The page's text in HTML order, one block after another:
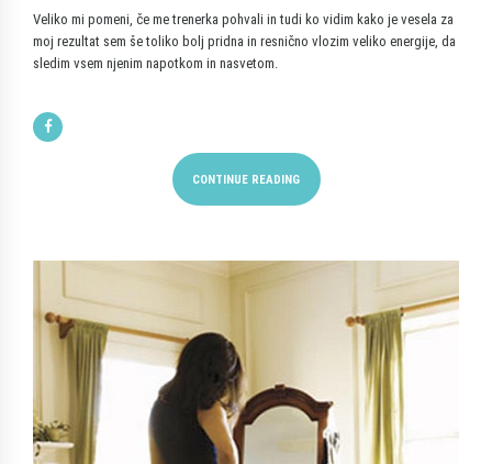
Veliko mi pomeni, če me trenerka pohvali in tudi ko vidim kako je vesela za
moj rezultat sem še toliko bolj pridna in resnično vlozim veliko energije, da
sledim vsem njenim napotkom in nasvetom.
CONTINUE READING